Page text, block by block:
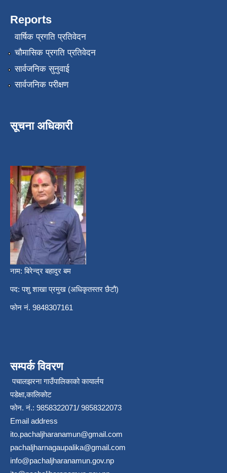
Reports
वार्षिक प्रगति प्रतिवेदन
चौमासिक प्रगति प्रतिवेदन
सार्वजनिक सुनुवाई
सार्वजनिक परीक्षण
सूचना अधिकारी
नाम: बिरेन्द्र बहादुर बम
पद: पशु शाखा प्रमुख (अधिकृतस्तर छैटौ)
फोन नं. 9848307161
सम्पर्क विवरण
पचालझरना गाउँपालिकाको कायार्लय
पडेक्षा,कालिकोट
फोन. नं.: 9858322071/ 9858322073
Email address
ito.pachaljharanamun@gmail.com
pachaljharnagaupalika@gmail.com
info@pachaljharanamun.gov.np